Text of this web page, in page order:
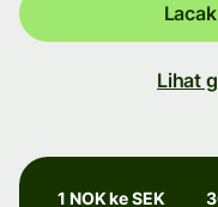
Lihat
1 NOK ke SEK